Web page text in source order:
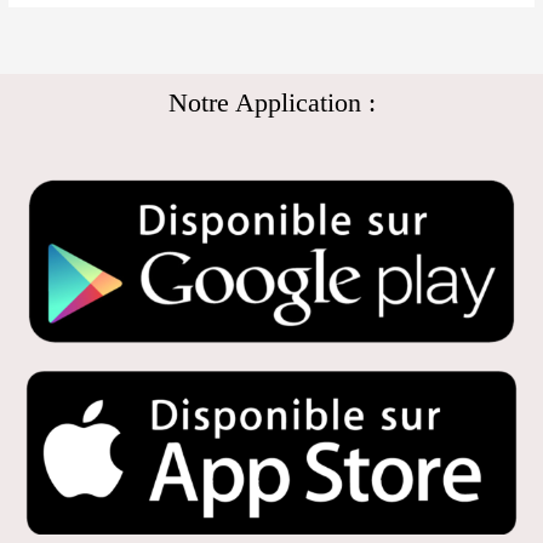
Notre Application :